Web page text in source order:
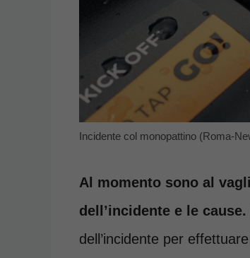
Incidente col monopattino (Roma-
Al momento sono al
dell’incidente e le cause.
dell’incidente per